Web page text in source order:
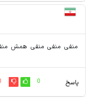
منفی منفی منفی همش
پاسخ 0